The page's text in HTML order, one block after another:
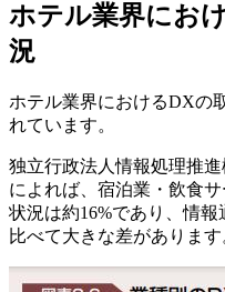
ホテル業界にお
況
ホテル業界におけるDXの
れています。
独立行政法人情報処理推進
によれば、宿泊業・飲食
状況は約16%であり、情
比べて大きな差があります